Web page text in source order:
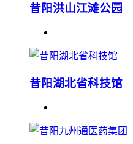
昔阳洪山江滩公园
昔阳湖北省科技馆